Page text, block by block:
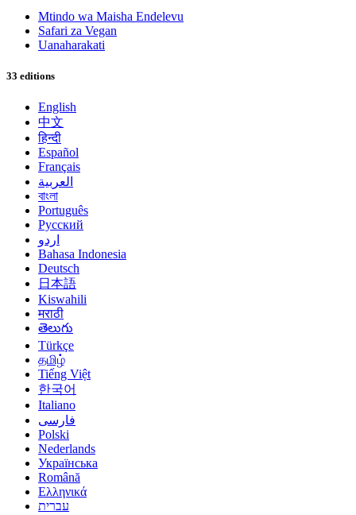
Mtindo wa Maisha Endelevu
Safari za Vegan
Uanaharakati
33 editions
English
中文
हिन्दी
Español
Français
العربية
বাংলা
Português
Русский
اردو
Bahasa Indonesia
Deutsch
日本語
Kiswahili
मराठी
తెలుగు
Türkçe
தமிழ்
Tiếng Việt
한국어
Italiano
فارسی
Polski
Nederlands
Українська
Română
Ελληνικά
עברית